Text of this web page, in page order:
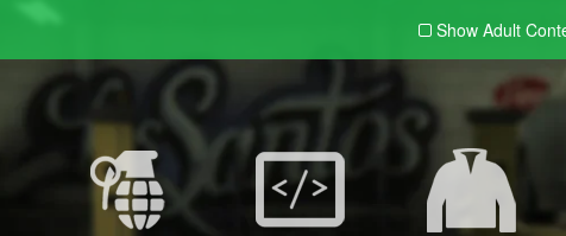
Show Adult